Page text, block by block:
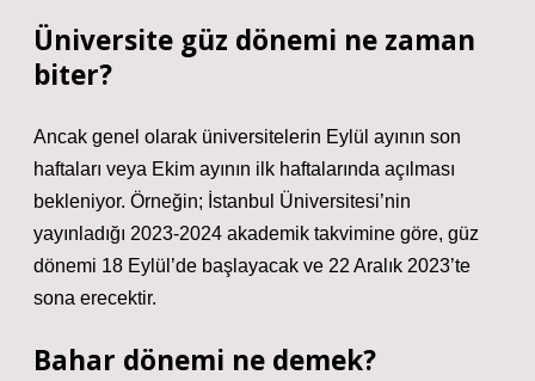
Üniversite güz dönemi ne zaman
biter?
Ancak genel olarak üniversitelerin Eylül ayının son
haftaları veya Ekim ayının ilk haftalarında açılması
bekleniyor. Örneğin; İstanbul Üniversitesi’nin
yayınladığı 2023-2024 akademik takvimine göre, güz
dönemi 18 Eylül’de başlayacak ve 22 Aralık 2023’te
sona erecektir.
Bahar dönemi ne demek?